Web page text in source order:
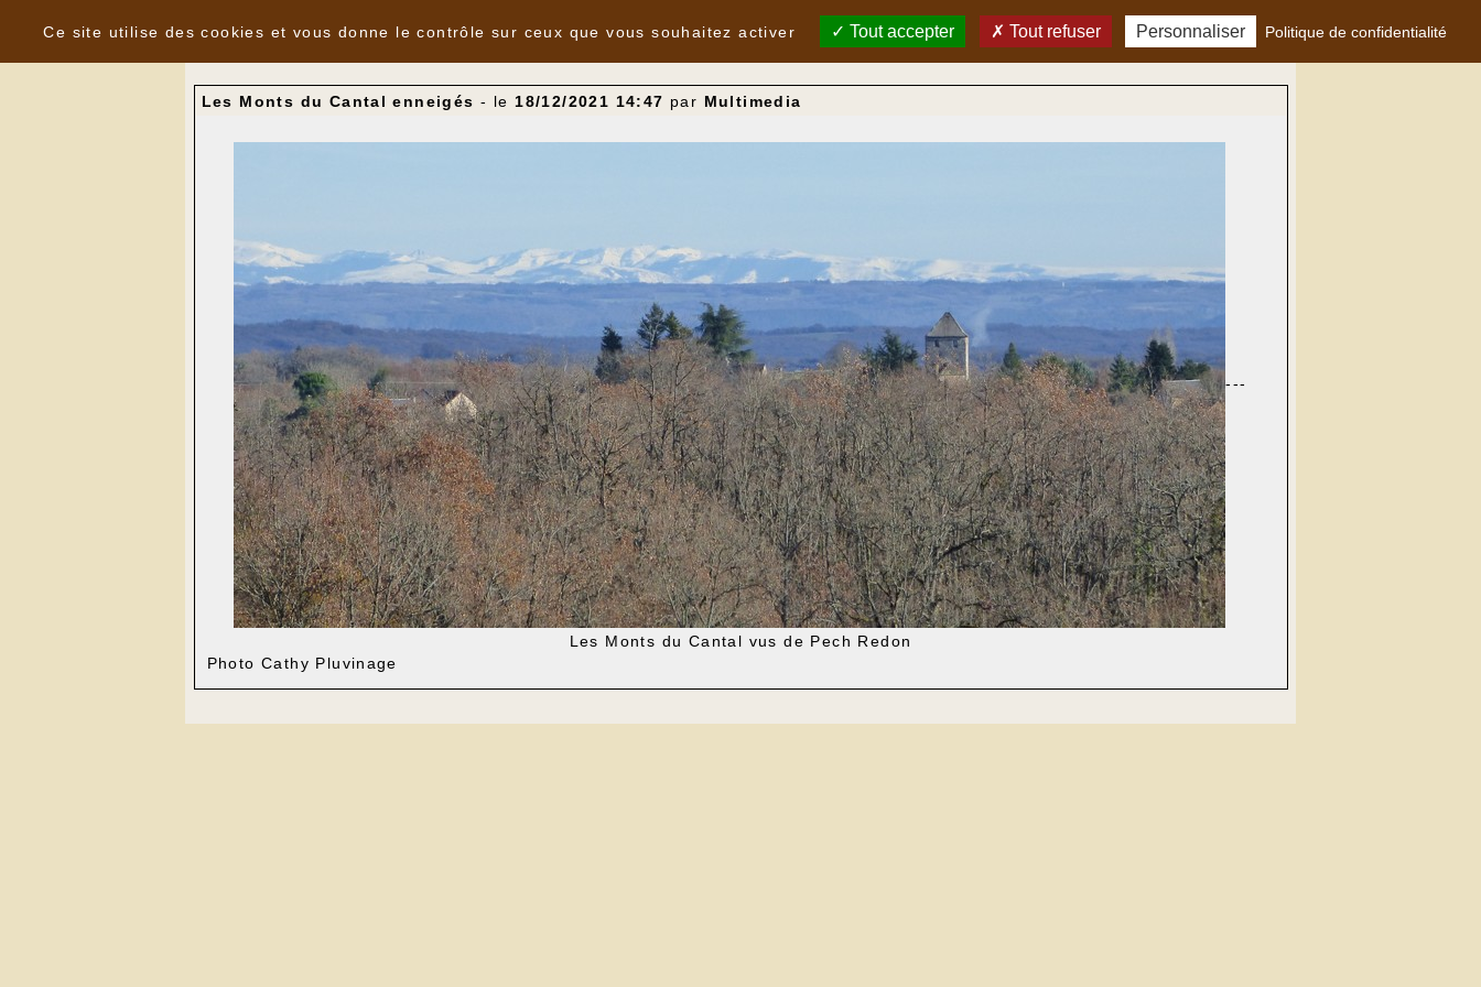
Nouvelles
Les Monts du Cantal enneigés - le 18/12/2021 14:47 par Multimedia
---
Les Monts du Cantal vus de Pech Redon
Photo Cathy Pluvinage
Ce site utilise des cookies et vous donne le contrôle sur ceux que vous souhaitez activer
Tout accepter Tout refuser Personnaliser Politique de confidentialité